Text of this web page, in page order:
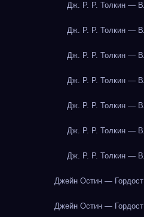
Дж. Р. Р. Толкин —
Дж. Р. Р. Толкин —
Дж. Р. Р. Толкин —
Дж. Р. Р. Толкин —
Дж. Р. Р. Толкин —
Дж. Р. Р. Толкин —
Дж. Р. Р. Толкин —
Джейн Остин —
Джейн Остин —